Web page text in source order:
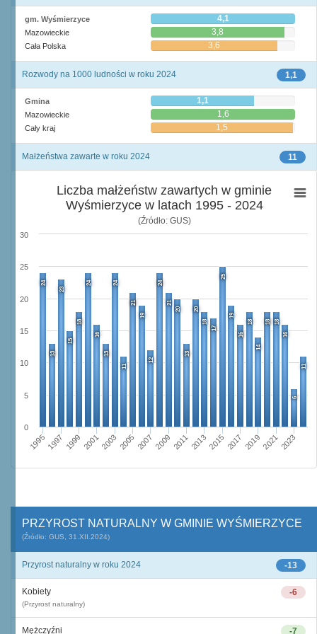
gm. Wyśmierzyce 4,1
Mazowieckie 3,8
Cała Polska 3,6
1,1
Rozwody na 1000 ludności w roku 2024
Gmina 1,1
Mazowieckie 1,6
Cały kraj 1,5
11
Małżeństwa zawarte w roku 2024
Liczba małżeństw zawartych w gminie
Wyśmierzyce w latach 1995 - 2024
(Źródło: GUS)
24
13
23
15
18
24
16
13
24
11
21
19
12
24
21
20
13
20
18
17
25
19
16
18
14
18
18
16
6
11
19951997 1999 20012003 2005 2007 2009 201120132015 2017 201920212023
0
5
10
15
20
25
30
PRZYROST NATURALNY W GMINIE WYŚMIERZYCE
(Źródło: GUS, 31.XII.2024)
-13
Przyrost naturalny w roku 2024
-6
Kobiety
(Przyrost naturalny)
-7
Mężczyźni